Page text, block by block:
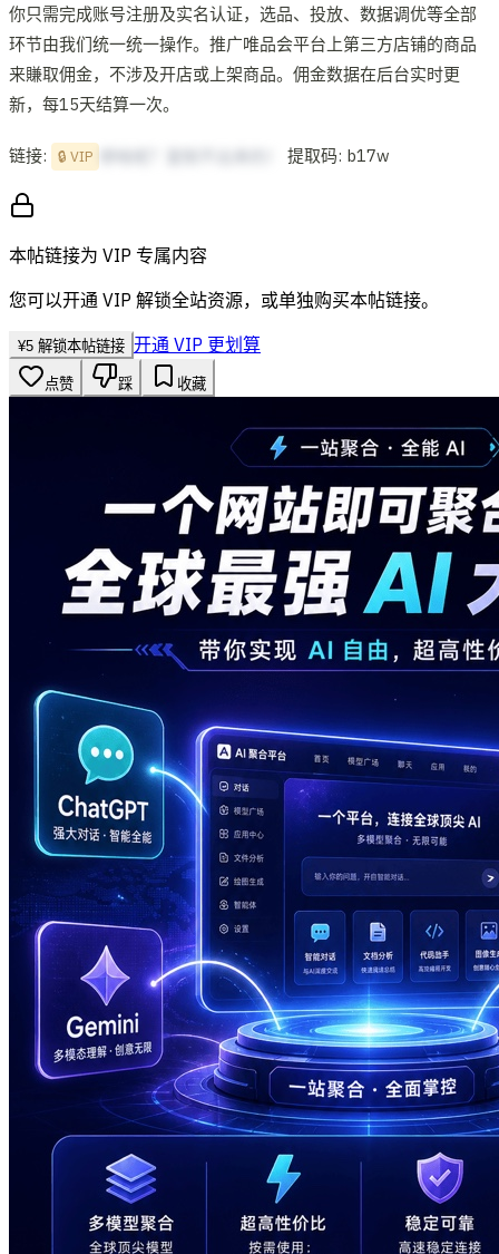
你只需完成账号注册及实名认证，选品、投放、数据调优等全部
环节由我们统一统一操作。推广唯品会平台上第三方店铺的商品
来賺取佣金，不涉及开店或上架商品。佣金数据在后台实时更
新，每15天结算一次。
链接: 🔒 VIP 提取码: b17w
本帖链接为 VIP 专属内容
您可以开通 VIP 解锁全站资源，或单独购买本帖链接。
¥5 解锁本帖链接 开通 VIP 更划算
点赞 踩 收藏